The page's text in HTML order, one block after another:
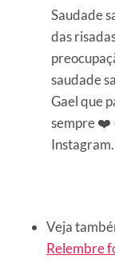
Saudade
das
saudade
Gael que
sempre ❤️
Instagram.
Veja
Relembre